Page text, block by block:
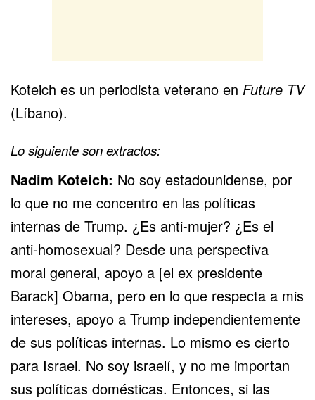
Koteich es un periodista veterano en Future TV
(Líbano).
Lo siguiente son extractos:
Nadim Koteich: No soy estadounidense, por
lo que no me concentro en las políticas
internas de Trump. ¿Es anti-mujer? ¿Es el
anti-homosexual? Desde una perspectiva
moral general, apoyo a [el ex presidente
Barack] Obama, pero en lo que respecta a mis
intereses, apoyo a Trump independientemente
de sus políticas internas. Lo mismo es cierto
para Israel. No soy israelí, y no me importan
sus políticas domésticas. Entonces, si las